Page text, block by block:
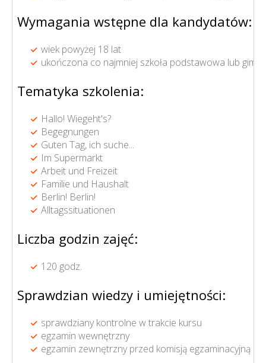
Wymagania wstępne dla kandydatów:
wiek powyżej 18 lat
ukończona co najmniej szkoła podstawowa lub
Tematyka szkolenia:
Hallo! Wiegeht's?
Begegnungen
Guten Tag, ich suche...
Im Supermarkt
Arbeit und Freizeit
Familie und Haushalt
Berlin! Berlin!
Alltagssituationen
Liczba godzin zajęć:
120 godz.
Sprawdzian wiedzy i umiejętności:
sprawdziany kontrolne w trakcie kursu
egzamin wewnętrzny
egzamin zewnętrzny przed komisją egzaminacyjną